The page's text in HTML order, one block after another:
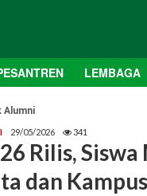
LEMBAGA
Alumni
29/05/2026 341
Rilis,
dan